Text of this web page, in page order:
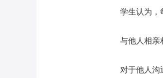
学生认为，每
与他人相亲相
对于他人沟通